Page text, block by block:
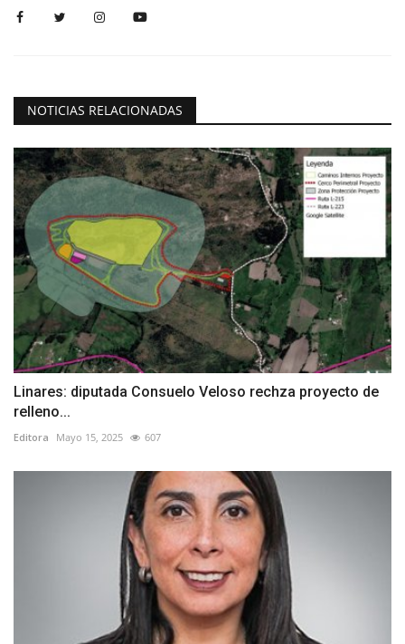
NOTICIAS RELACIONADAS
Linares: diputada Consuelo Veloso rechza proyecto de
relleno...
Editora Mayo 15, 2025 607